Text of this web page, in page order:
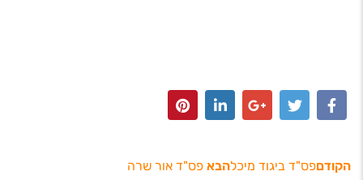
הקודםפס"ד ביגוד מיכלהבא פס"ד אור שרה